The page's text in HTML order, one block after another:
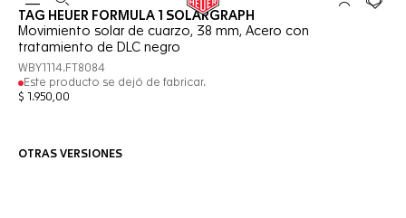
Abrir el menú de búsqueda Cuenta Mi
Su
TAG HEUER FORMULA 1 SOLARGRAPH
Movimiento solar de cuarzo, 38 mm, Acero con
tratamiento de DLC negro
WBY1114.FT8084
Este producto se dejó de fabricar.
$ 1.950,00
OTRAS VERSIONES